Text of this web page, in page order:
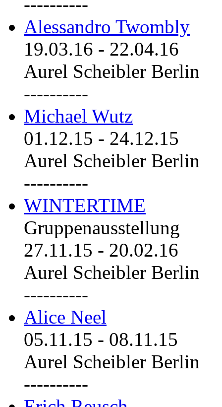
Alessandro Twombly
19.03.16 - 22.04.16
Aurel Scheibler Berlin
----------
Michael Wutz
01.12.15 - 24.12.15
Aurel Scheibler Berlin
----------
WINTERTIME
Gruppenausstellung
27.11.15 - 20.02.16
Aurel Scheibler Berlin
----------
Alice Neel
05.11.15 - 08.11.15
Aurel Scheibler Berlin
----------